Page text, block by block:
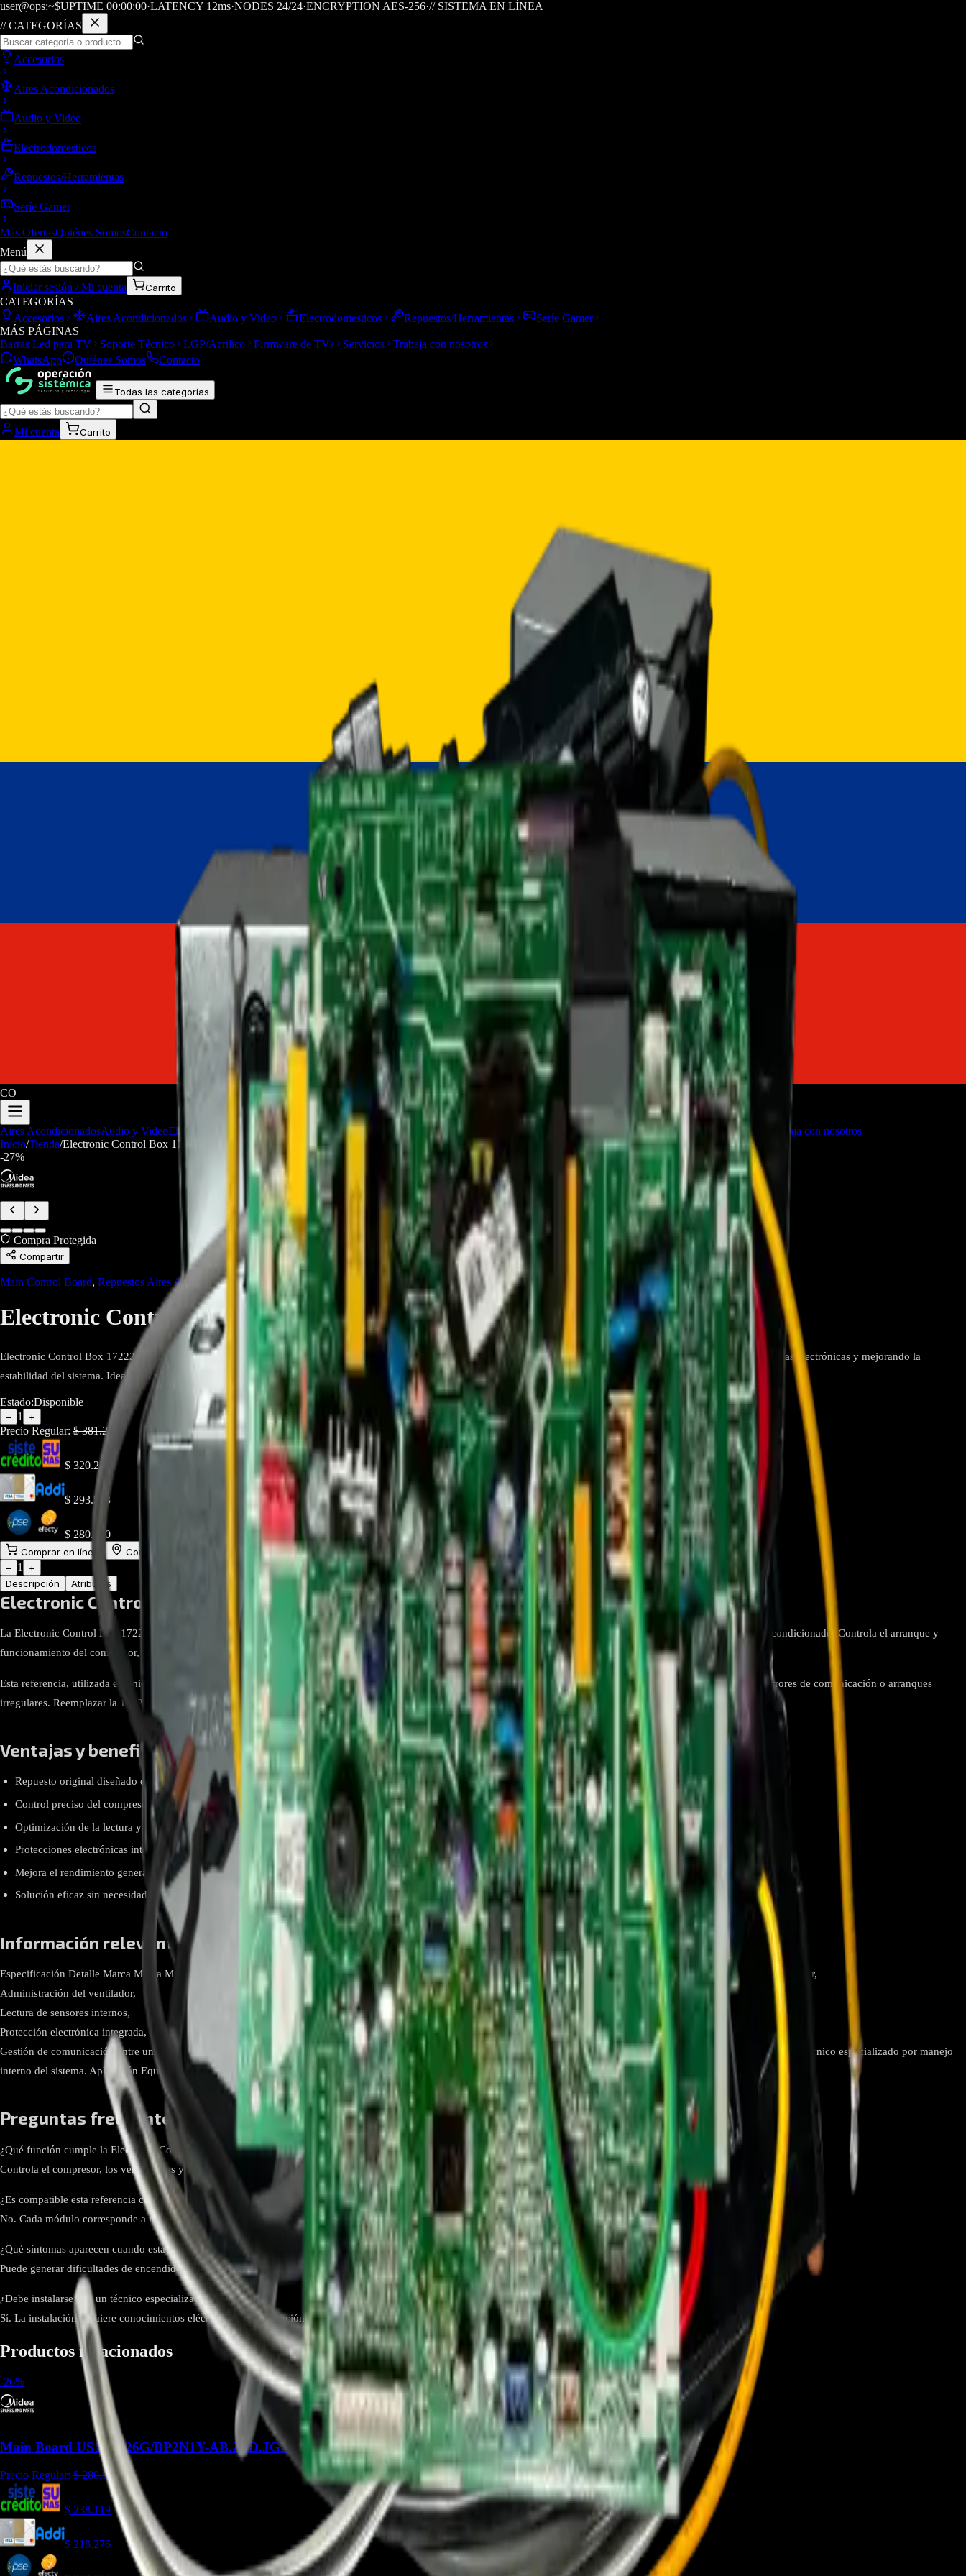
user@ops:~$UPTIME 00:00:00·LATENCY 12ms·NODES 24/24·ENCRYPTION AES-256·// SISTEMA EN LÍNEA
// CATEGORÍAS
Accesorios
Aires Acondicionados
Audio y Video
Electrodomesticos
Repuestos/Herramientas
Seríe Gamer
Más OfertasQuiénes SomosContacto
Menú
Iniciar sesión / Mi cuenta Carrito
CATEGORÍAS
Accesorios
Aires Acondicionados Audio y Video Electrodomesticos Repuestos/Herramientas
Seríe Gamer
MÁS PÁGINAS
Barras Led para TV
Soporte Técnico LGP/Acrilico Firmware de TVs Servicios
Trabaja con nosotros
WhatsApp
Quiénes Somos Contacto
Todas las categorías
Mi cuenta Carrito
CO
Aires AcondicionadosAudio y VideoElectrodomesticos Repuestos/HerramientasSeríe Gamer Barras Led para TV Soporte TécnicoLGP/AcrilicoFirmware de TVs Servicios
Trabaja con nosotros
Inicio/Tienda/Electronic Control Box 17222000037306 Midea - REP-3965
-27%
Compra Protegida
Compartir
Main Control Board, Repuestos Aires Acondicionados ,Repuestos Línea Blanca Repuestos/Herramientas
Electronic Control Box 17222000037306 Midea - REP-3965
Electronic Control Box 17222000037306 Midea, repuesto original para aire acondicionado tipo inverter. Gestiona compresor, ventiladores y sensores internos, corrigiendo fallas electrónicas y mejorando la
estabilidad del sistema. Ideal para recuperar el rendimiento y garantizar operación precisa.
Estado:Disponible
− 1 +
Precio Regular: $381.225
$ 320.229
$ 293.543
$ 280.200
Comprar en línea Comprar y Recoger
Añadir al Carrito
−
1
+
Descripción
Atributos
Electronic Control Box 17222000037306 Midea
La Electronic Control Box 17222000037306 Midea es un módulo de control electrónico diseñado para gestionar y sincronizar las funciones operativas del sistema de aire acondicionado. Controla el arranque y
funcionamiento del compresor, regula la velocidad de los ventiladores y administra la lectura de los sensores internos para mantener una operación precisa y eficiente.
Esta referencia, utilizada en unidades Midea tipo inverter, está fabricada para asegurar la estabilidad del sistema y protegerlo frente a fallas electrónicas como sobrecargas, errores de comunicación o arranques
irregulares. Reemplazar la 17222000037306 permite recuperar el desempeño original del aire acondicionado.
Ventajas y beneficios
Repuesto original diseñado específicamente para sistemas de aire acondicionado Midea.
Control preciso del compresor y de los ventiladores del sistema.
Optimización de la lectura y respuesta de sensores internos.
Protecciones electrónicas integradas para evitar fallas y daños mayores.
Mejora el rendimiento general del equipo al restaurar su función electrónica.
Solución eficaz sin necesidad de reemplazar componentes más costosos.
Información relevante
Especificación Detalle Marca Midea Modelo de repuesto 17222000037306 Tipo Electronic Control Box / Módulo de control electrónico Funciones principales Control del compresor,
Administración del ventilador,
Lectura de sensores internos,
Protección electrónica integrada,
Gestión de comunicación entre unidades. Compatibilidad Requiere verificación según número de parte y modelo del aire acondicionado Midea. Instalación Debe ser instalada por técnico especializado por manejo
interno del sistema. Aplicación Equipos de aire acondicionado Midea tipo inverter.
Preguntas frecuentes
¿Qué función cumple la Electronic Control Box 17222000037306?
Controla el compresor, los ventiladores y los sensores internos del sistema, asegurando un funcionamiento estable y eficiente del aire acondicionado.
¿Es compatible esta referencia con cualquier aire acondicionado Midea?
No. Cada módulo corresponde a modelos específicos. Es necesario verificar compatibilidad con el número de parte original del equipo antes de instalarla.
¿Qué síntomas aparecen cuando esta tarjeta de control falla?
Puede generar dificultades de encendido, errores de comunicación, ventiladores sin respuesta, compresor sin arranque o funcionamiento irregular del sistema.
¿Debe instalarse con un técnico especializado?
Sí. La instalación requiere conocimientos eléctricos y de calibración, por lo que debe ser realizada únicamente por personal capacitado.
Productos relacionados
-26%
Main Board US1-KF26G/BP2N1Y-AB.ZJD.JGN.WXNK.NK2.1 - REP-1178
Precio Regular: $280.988
$ 238.119
$ 218.276